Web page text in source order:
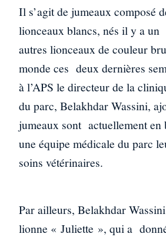
Il s’agit de jumeaux composé
lionceaux blancs, nés il y a un
autres lionceaux de couleur
monde ces deux dernières
à l’APS le directeur de la
du parc, Belakhdar Wassini,
jumeaux sont actuellement en
une équipe médicale du parc
soins vétérinaires.
Par ailleurs, Belakhdar
lionne « Juliette », qui a